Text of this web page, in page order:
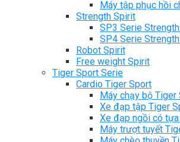
Máy tập phục hồi
Strength Spirit
SP3 Serie
SP4 Serie
Robot Spirit
Free weight Spirit
Tiger Sport Serie
Cardio Tiger Sport
Máy chạy bộ Tiger
Xe đạp tập Tiger
Xe đạp ngồi có
Máy trượt tuyết